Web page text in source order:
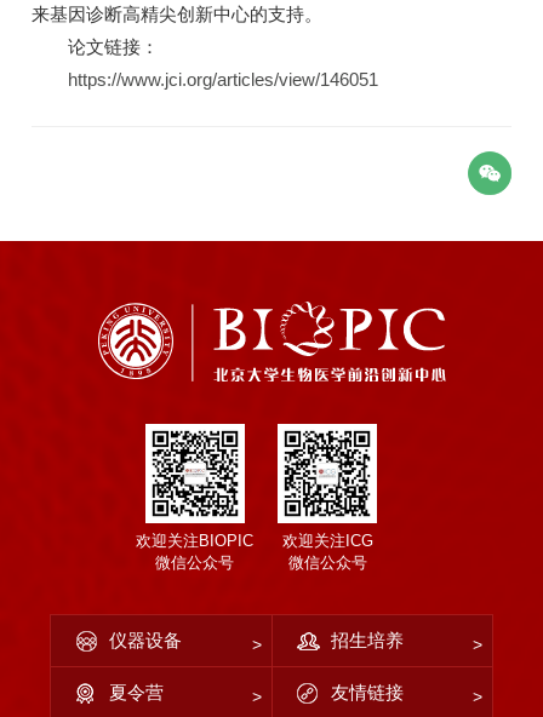
来基因诊断高精尖创新中心的支持。
论文链接：
https://www.jci.org/articles/view/146051
欢迎关注BIOPIC
微信公众号
欢迎关注ICG
微信公众号
仪器设备 招生培养
夏令营 友情链接